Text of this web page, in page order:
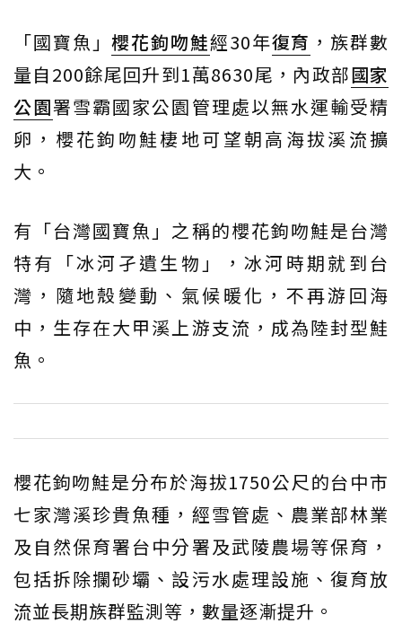
「國寶魚」櫻花鉤吻鮭經30年復育 ，族群數
量自200餘尾回升到1萬8630尾，內政部國家
公園署雪霸國家公園管理處以無水運輸受精
卵，櫻花鉤吻鮭棲地可望朝高海拔溪流擴
大。
有「台灣國寶魚」之稱的櫻花鉤吻鮭是台灣
特有「冰河孑遺生物」，冰河時期就到台
灣，隨地殼變動、氣候暖化，不再游回海
中，生存在大甲溪上游支流，成為陸封型鮭
魚。
櫻花鉤吻鮭是分布於海拔1750公尺的台中市
七家灣溪珍貴魚種，經雪管處、農業部林業
及自然保育署台中分署及武陵農場等保育，
包括拆除攔砂壩、設污水處理設施、復育放
流並長期族群監測等，數量逐漸提升。